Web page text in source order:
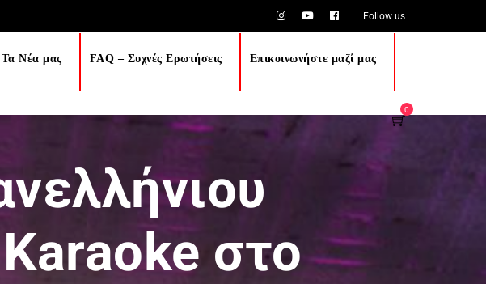
Follow us
Τα Νέα μας FAQ – Συχνές Ερωτήσεις Επικοινωνήστε μαζί μας
0
στο